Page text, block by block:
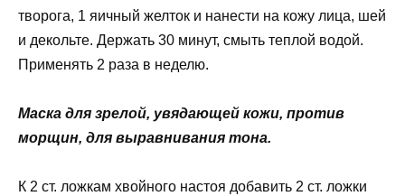
творога, 1 яичный желток и нанести на кожу лица, шей
и декольте. Держать 30 минут, смыть теплой водой.
Применять 2 раза в неделю.
Маска для зрелой, увядающей кожи, против
морщин, для выравнивания тона.
К 2 ст. ложкам хвойного настоя добавить 2 ст. ложки